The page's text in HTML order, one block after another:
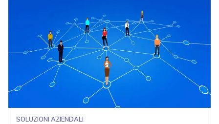
SOLUZIONI AZIENDALI